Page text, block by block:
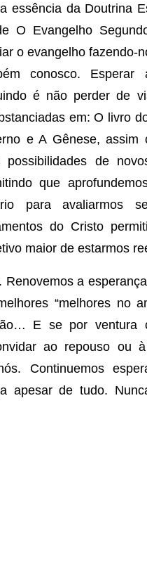
essência da Doutrina
O Evangelho
o evangelho fazendo-
conosco.
é não perder de
em: O livro
e A Gênese,
de
que
para avaliarmos
do Cristo
maior de estarmos
a
“melhores no
E se por ventura
ao repouso ou
Continuemos
apesar de tudo.